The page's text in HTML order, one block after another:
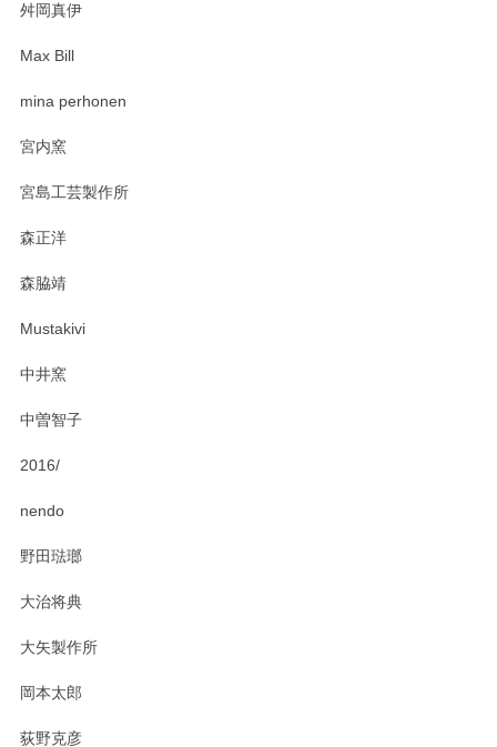
舛岡真伊
Max Bill
mina perhonen
宮内窯
宮島工芸製作所
森正洋
森脇靖
Mustakivi
中井窯
中曽智子
2016/
nendo
野田琺瑯
大治将典
大矢製作所
岡本太郎
荻野克彦